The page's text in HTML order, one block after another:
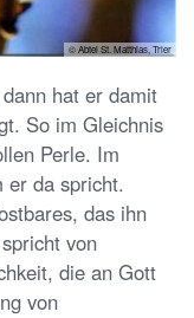
© Abtei St. Matthias, Trier
hat er damit
So im Gleichnis
Perle. Im
er da spricht.
das ihn
von
die an Gott
von